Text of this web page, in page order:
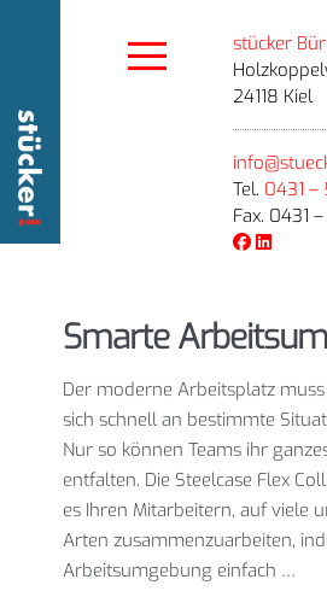
stücker
24118 Kiel
Tel. 0431 –
Fax. 0431
Smarte
Der moderne Arbeitsplatz
sich schnell an bestimmte
Nur so können Teams ihr
entfalten. Die Steelcase Flex
es Ihren Mitarbeitern, auf viele
Arten zusammenzuarbeiten,
Arbeitsumgebung einfach …